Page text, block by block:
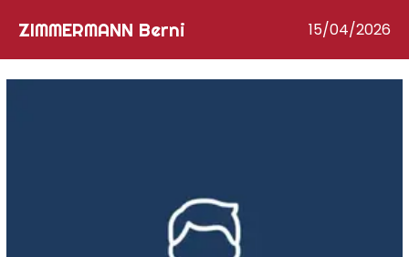
ZIMMERMANN Berni 15/04/2026